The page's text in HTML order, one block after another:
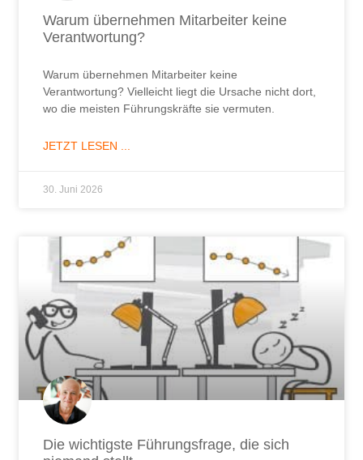
Warum übernehmen Mitarbeiter keine
Verantwortung?
Warum übernehmen Mitarbeiter keine
Verantwortung? Vielleicht liegt die Ursache nicht dort,
wo die meisten Führungskräfte sie vermuten.
JETZT LESEN ...
30. Juni 2026
Die wichtigste Führungsfrage, die sich